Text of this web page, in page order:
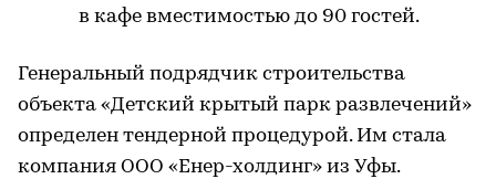
в кафе вместимостью до 90 гостей.
Генеральный подрядчик строительства
объекта «Детский крытый парк развлечений»
определен тендерной процедурой. Им стала
компания ООО «Енер-холдинг» из Уфы.